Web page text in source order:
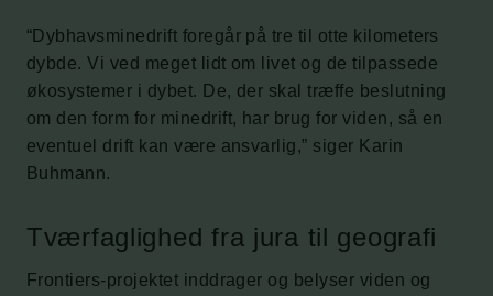
“Dybhavsminedrift foregår på tre til otte kilometers
dybde. Vi ved meget lidt om livet og de tilpassede
økosystemer i dybet. De, der skal træffe beslutning
om den form for minedrift, har brug for viden, så en
eventuel drift kan være ansvarlig,” siger Karin
Buhmann.
Tværfaglighed fra jura til geografi
Frontiers-projektet inddrager og belyser viden og